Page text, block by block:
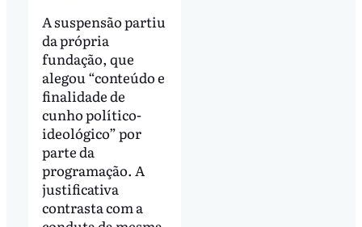
A suspensão partiu
da própria
fundação, que
alegou “conteúdo e
finalidade de
cunho político-
ideológico” por
parte da
programação. A
justificativa
contrasta com a